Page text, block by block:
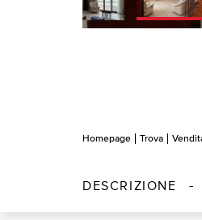
Homepage Trova
DESCRIZIONE